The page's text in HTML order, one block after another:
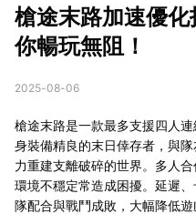
槍途末路加速優
你暢玩無阻！
2025-08-06
槍途末路是一款最多支援四人
身裝備精良的末日倖存者，與
力重建支離破碎的世界。多人
環境不穩定常造成困擾。延遲
隊配合與戰鬥成敗，大幅降低遊